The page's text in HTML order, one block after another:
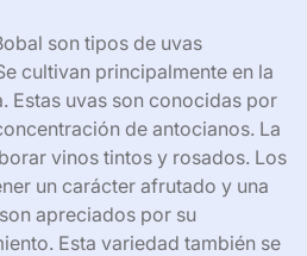
son tipos de uvas
cultivan principalmente en la
Estas uvas son conocidas por
de antocianos. La
vinos tintos y rosados. Los
un carácter afrutado y una
apreciados por su
Esta variedad también se